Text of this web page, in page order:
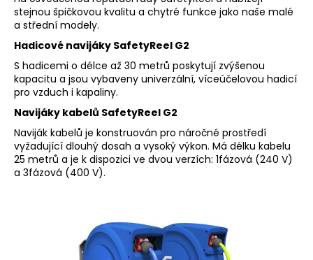
stejnou špičkovou kvalitu a chytré funkce jako naše malé
a střední modely.
Hadicové navijáky SafetyReel G2
S hadicemi o délce až 30 metrů poskytují zvýšenou
kapacitu a jsou vybaveny univerzální, víceúčelovou hadicí
pro vzduch i kapaliny.
Navijáky kabelů SafetyReel G2
Naviják kabelů je konstruován pro náročné prostředí
vyžadující dlouhý dosah a vysoký výkon. Má délku kabelu
25 metrů a je k dispozici ve dvou verzích: 1fázová (240 V)
a 3fázová (400 V).
u
č
u
j
e
m
e
RYCHLOSPOJKA
ESAFE
R
1/2"